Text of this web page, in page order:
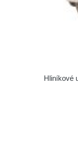
Hliníkové